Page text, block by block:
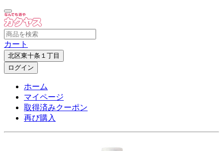
カート
北区東十条１丁目
ログイン
ホーム
マイページ
取得済みクーポン
再び購入